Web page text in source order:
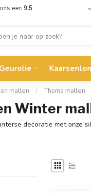
een 9.5
Geurolie
mallen / Thema mallen
Winter
decoratie met onze